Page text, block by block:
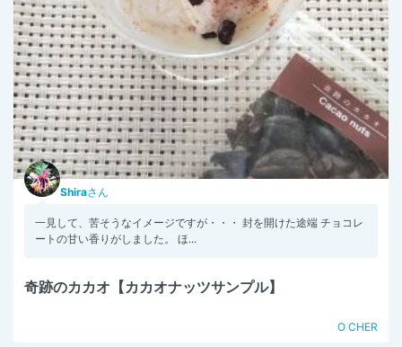
Shiraさん
一見して、苦そうなイメージですが・・・ 封を開けた途端 チョコレ
ートの甘い香りがしました。 ほ...
奇跡のカカオ【カカオナッツサンプル】
O CHER